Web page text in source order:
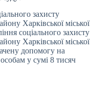
захисту
Харківської міської
соціального захисту
Харківської міської
допомогу на
у сумі 8 тисяч